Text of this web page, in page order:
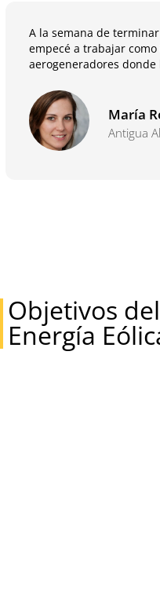
A la semana de
empecé a trabajar
aerogeneradores
María
Antigua
Objetivos
Energía